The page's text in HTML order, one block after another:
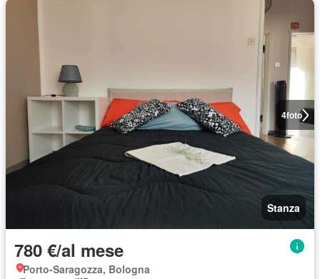
4foto
Stanza
780 €/al mese
Porto-Saragozza, Bologna